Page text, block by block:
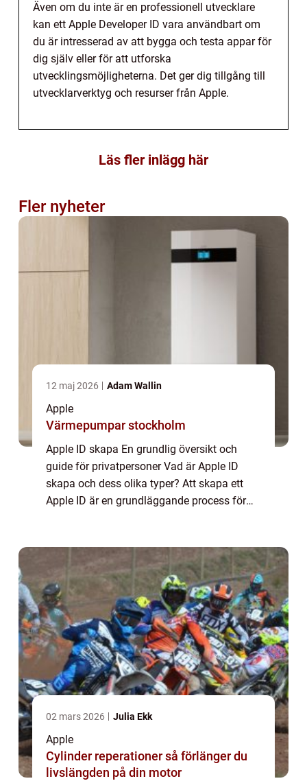
Även om du inte är en professionell utvecklare
kan ett Apple Developer ID vara användbart om
du är intresserad av att bygga och testa appar för
dig själv eller för att utforska
utvecklingsmöjligheterna. Det ger dig tillgång till
utvecklarverktyg och resurser från Apple.
Läs fler inlägg här
Fler nyheter
12 maj 2026 Adam Wallin
Apple
Värmepumpar stockholm
Apple ID skapa En grundlig översikt och
guide för privatpersoner Vad är Apple ID
skapa och dess olika typer? Att skapa ett
Apple ID är en grundläggande process för
02 mars 2026 Julia Ekk
Apple
Cylinder reperationer så förlänger du
livslängden på din motor